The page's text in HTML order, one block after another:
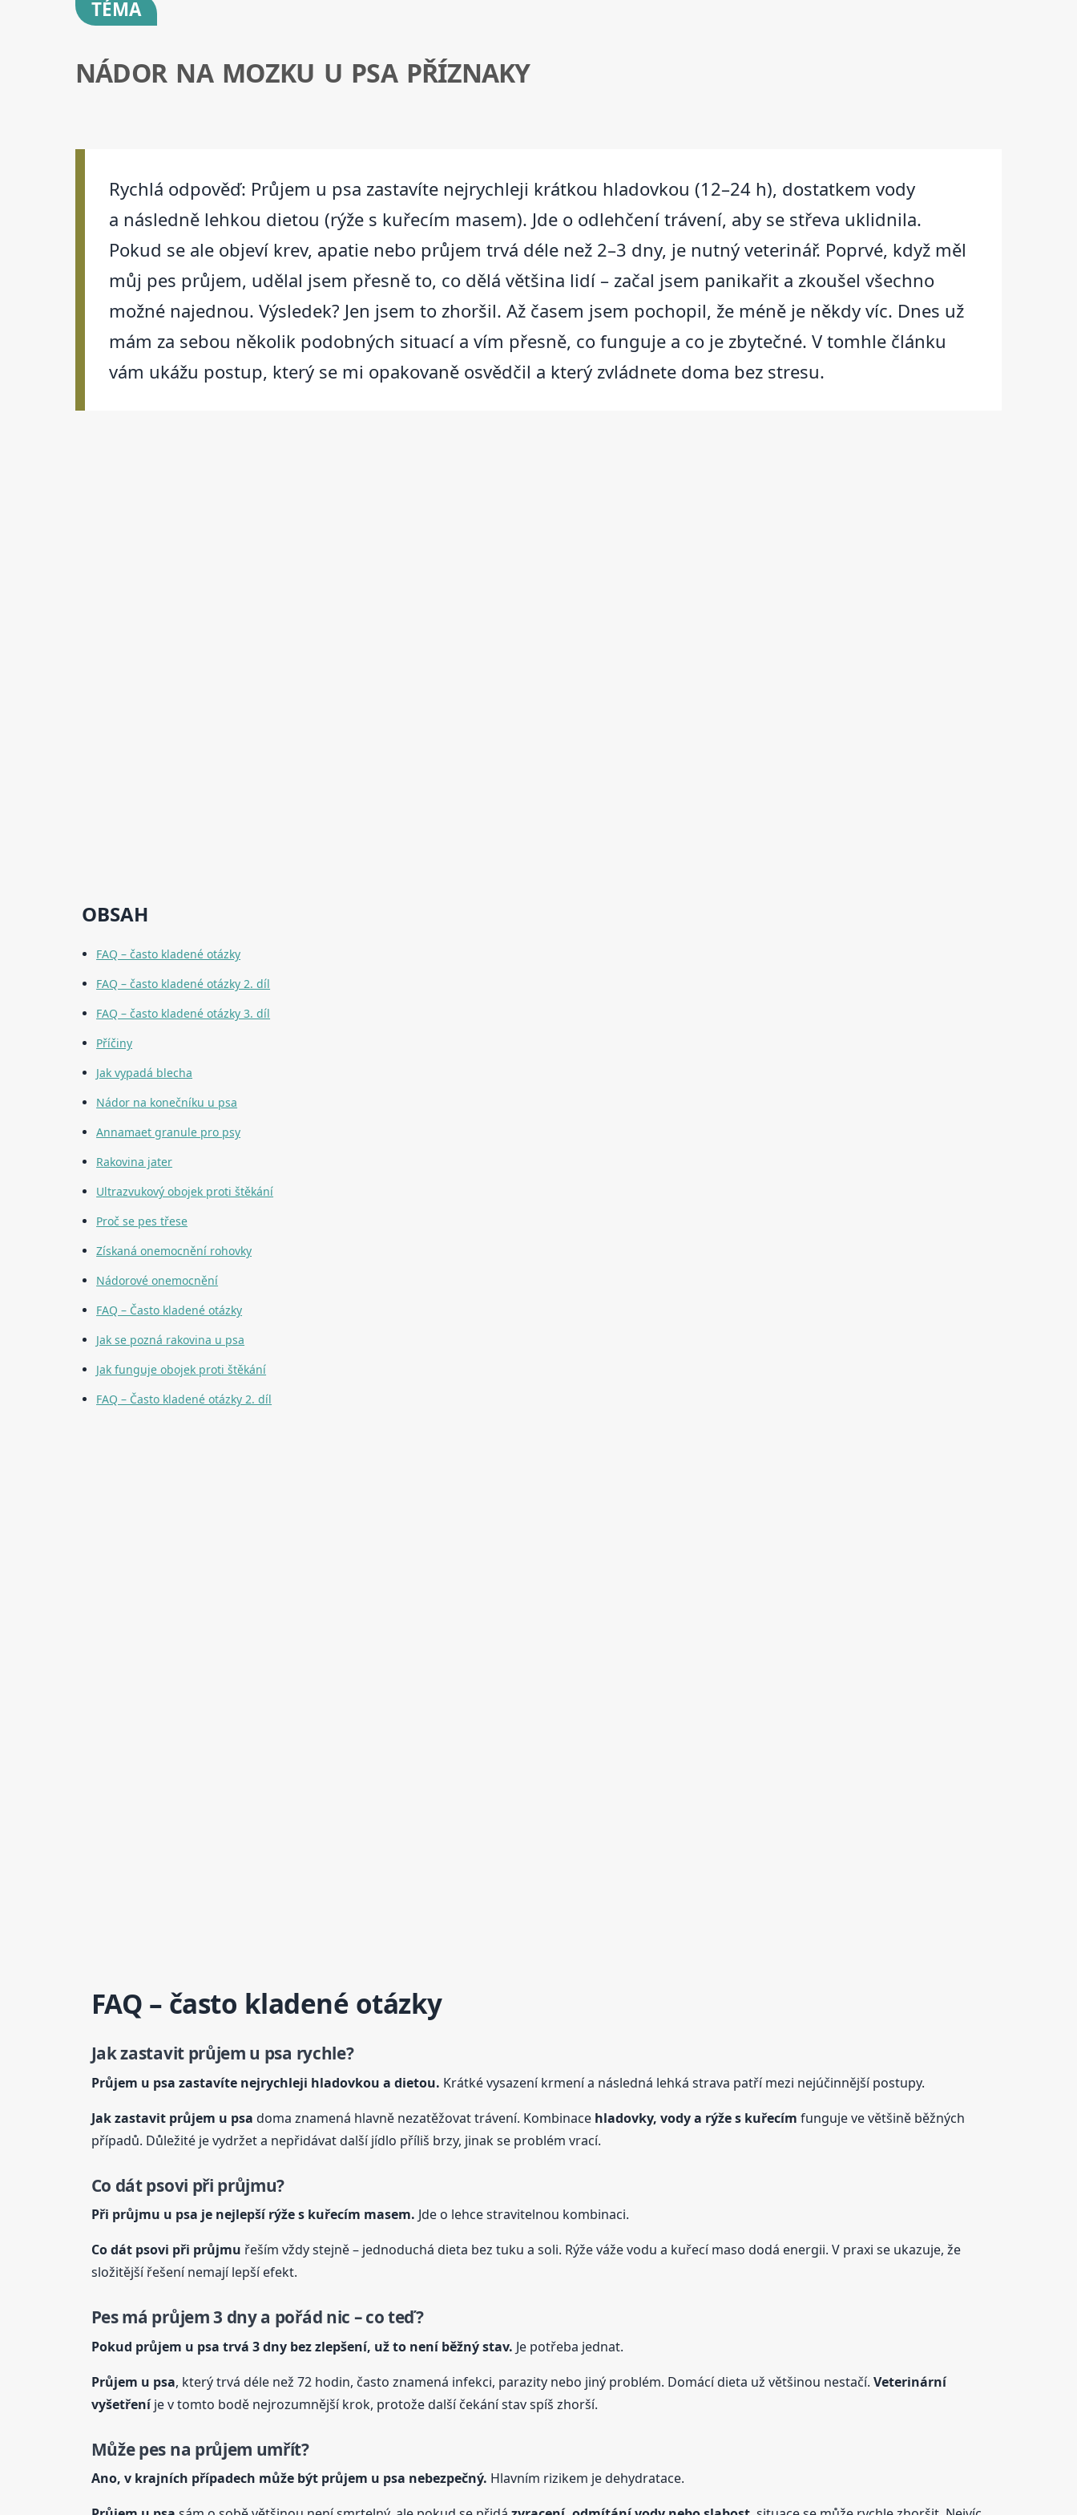
TÉMA
NÁDOR NA MOZKU U PSA PŘÍZNAKY
Rychlá odpověď: Průjem u psa zastavíte nejrychleji krátkou hladovkou (12–24 h), dostatkem vody
a následně lehkou dietou (rýže s kuřecím masem). Jde o odlehčení trávení, aby se střeva uklidnila.
Pokud se ale objeví krev, apatie nebo průjem trvá déle než 2–3 dny, je nutný veterinář. Poprvé, když měl
můj pes průjem, udělal jsem přesně to, co dělá většina lidí – začal jsem panikařit a zkoušel všechno
možné najednou. Výsledek? Jen jsem to zhoršil. Až časem jsem pochopil, že méně je někdy víc. Dnes už
mám za sebou několik podobných situací a vím přesně, co funguje a co je zbytečné. V tomhle článku
vám ukážu postup, který se mi opakovaně osvědčil a který zvládnete doma bez stresu.
OBSAH
FAQ – často kladené otázky
FAQ – často kladené otázky 2. díl
FAQ – často kladené otázky 3. díl
Příčiny
Jak vypadá blecha
Nádor na konečníku u psa
Annamaet granule pro psy
Rakovina jater
Ultrazvukový obojek proti štěkání
Proč se pes třese
Získaná onemocnění rohovky
Nádorové onemocnění
FAQ – Často kladené otázky
Jak se pozná rakovina u psa
Jak funguje obojek proti štěkání
FAQ – Často kladené otázky 2. díl
FAQ – často kladené otázky
Jak zastavit průjem u psa rychle?
Průjem u psa zastavíte nejrychleji hladovkou a dietou. Krátké vysazení krmení a následná lehká strava patří mezi nejúčinnější postupy.
Jak zastavit průjem u psa doma znamená hlavně nezatěžovat trávení. Kombinace hladovky, vody a rýže s kuřecím funguje ve většině běžných
případů. Důležité je vydržet a nepřidávat další jídlo příliš brzy, jinak se problém vrací.
Co dát psovi při průjmu?
Při průjmu u psa je nejlepší rýže s kuřecím masem. Jde o lehce stravitelnou kombinaci.
Co dát psovi při průjmu řeším vždy stejně – jednoduchá dieta bez tuku a soli. Rýže váže vodu a kuřecí maso dodá energii. V praxi se ukazuje, že
složitější řešení nemají lepší efekt.
Pes má průjem 3 dny a pořád nic – co teď?
Pokud průjem u psa trvá 3 dny bez zlepšení, už to není běžný stav. Je potřeba jednat.
Průjem u psa, který trvá déle než 72 hodin, často znamená infekci, parazity nebo jiný problém. Domácí dieta už většinou nestačí. Veterinární
vyšetřeníje v tomto bodě nejrozumnější krok, protože další čekání stav spíš zhorší.
Může pes na průjem umřít?
Ano, v krajních případech může být průjem u psa nebezpečný. Hlavním rizikem je dehydratace.